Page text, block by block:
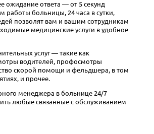
ожидание ответа — от 5 секунд
работы больницы, 24 часа в сутки,
позволят вам и вашим сотрудникам
медицинские услуги в удобное
услуг — такие как
водителей, профосмотры
скорой помощи и фельдшера, в том
и прочее.
менеджера в больнице 24/7
любые связанные с обслуживанием